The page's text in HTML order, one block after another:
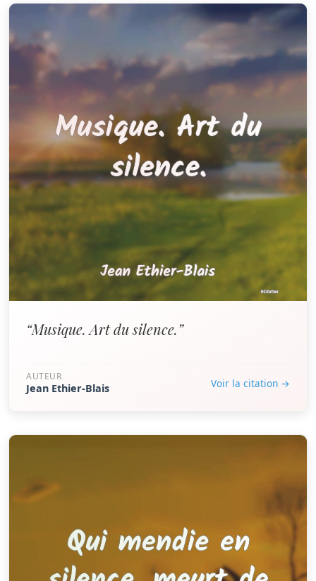
“Musique. Art du silence.”
AUTEUR
Jean Ethier-Blais Voir la citation →